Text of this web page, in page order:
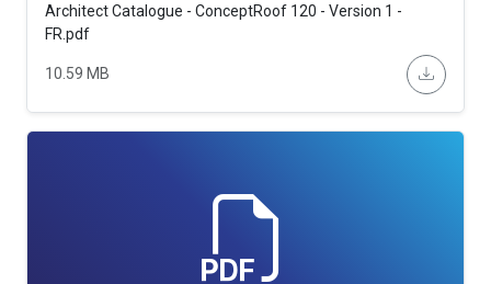
Architect Catalogue - ConceptRoof 120 - Version 1 -
FR.pdf
10.59 MB